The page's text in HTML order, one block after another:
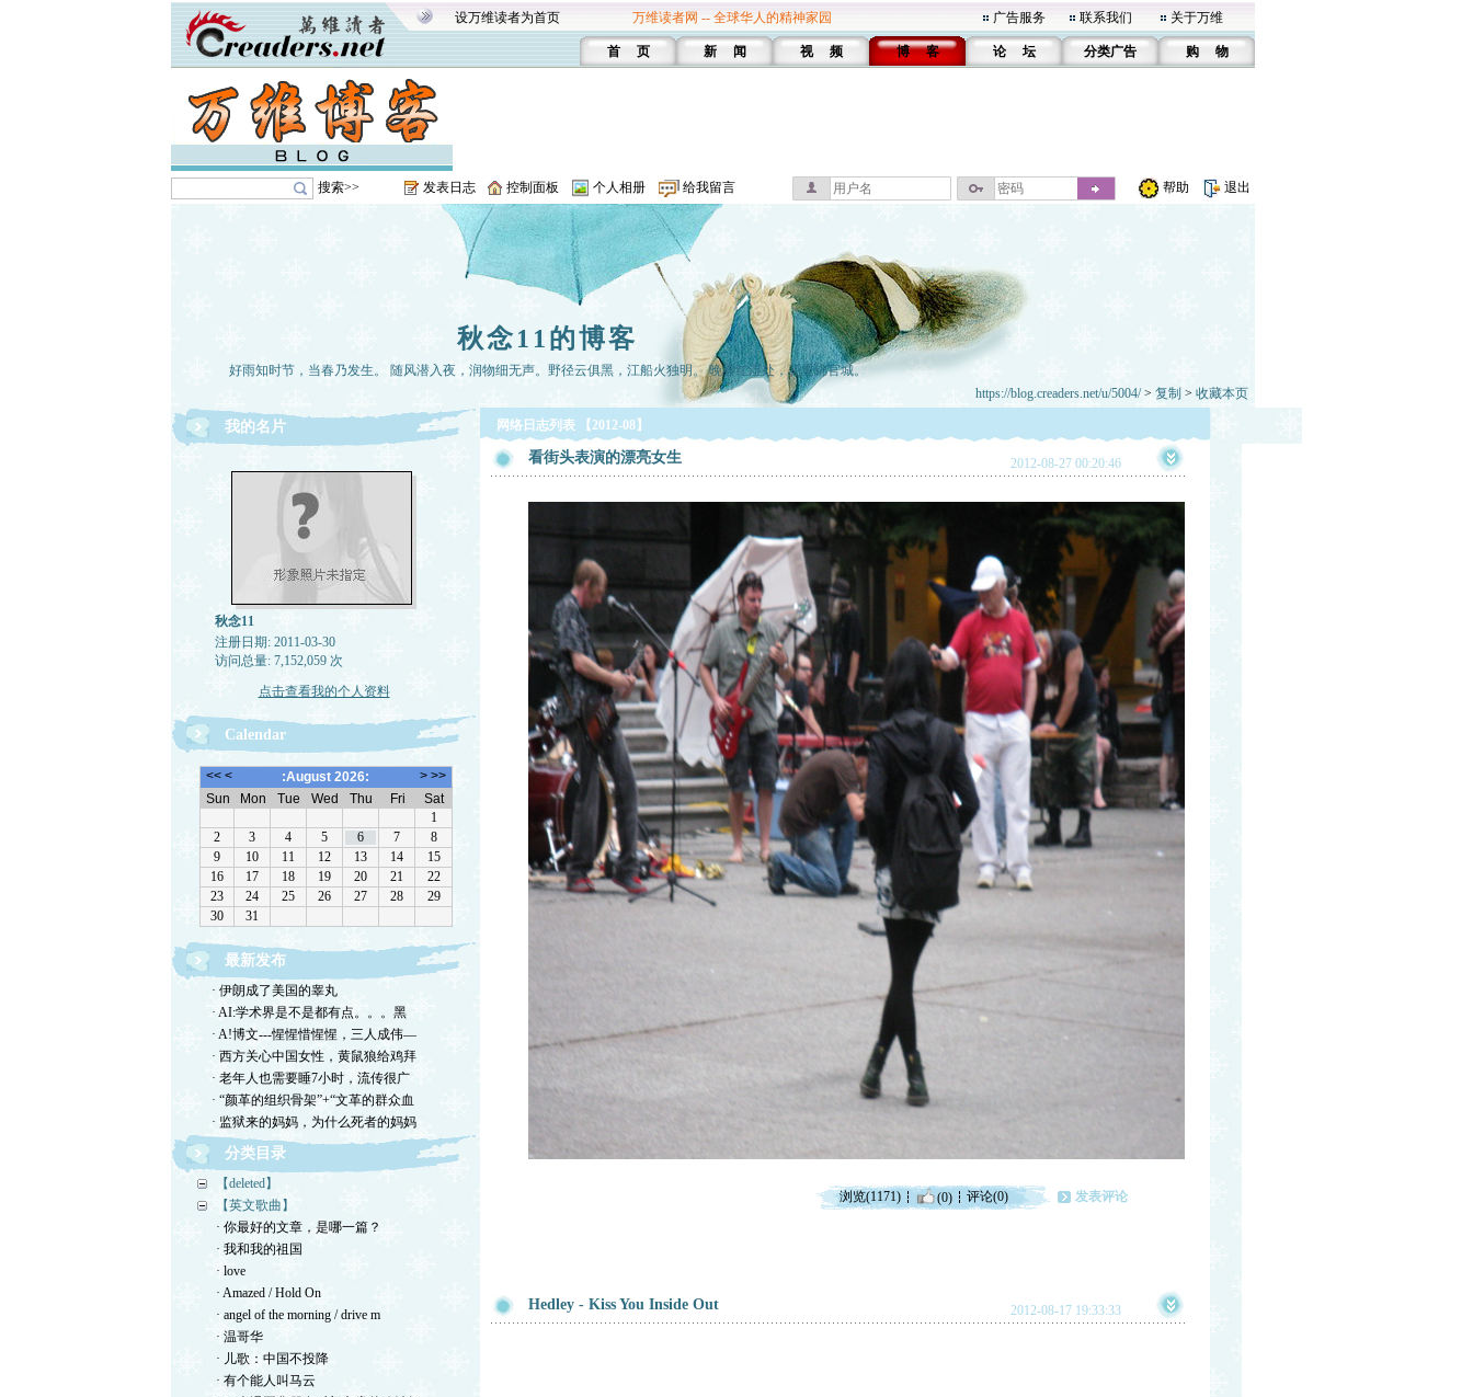
设万维读者为首页 万维读者网 -- 全球华人的精神家园 广告服务 联系我们 关于万维
首 页 新 闻 视 频 博 客 论 坛 分类广告 购 物
搜索>> 发表日志 控制面板 个人相册 给我留言 帮助 退出
秋念11的博客
好雨知时节，当春乃发生。 随风潜入夜，润物细无声。野径云俱黑，江船火独明。 晚看红湿处，花重锦官城。
https://blog.creaders.net/u/5004/> 复制 > 收藏本页
我的名片
秋念11
注册日期: 2011-03-30
访问总量: 7,152,059 次
点击查看我的个人资料
Calendar
最新发布
· 伊朗成了美国的睾丸
· AI:学术界是不是都有点。。。黑
· A!博文---惺惺惜惺惺，三人成伟—
· 西方关心中国女性，黄鼠狼给鸡拜
· 老年人也需要睡7小时，流传很广
· “颜革的组织骨架”+“文革的群众血
· 监狱来的妈妈，为什么死者的妈妈
分类目录
【deleted】
【英文歌曲】
· 你最好的文章，是哪一篇？
· 我和我的祖国
· love
· Amazed / Hold On
· angel of the morning / drive m
· 温哥华
· 儿歌：中国不投降
· 有个能人叫马云
网络日志列表 【2012-08】
看街头表演的漂亮女生 2012-08-27 00:20:46
浏览(1171) (0) 评论(0) 发表评论
Hedley - Kiss You Inside Out 2012-08-17 19:33:33